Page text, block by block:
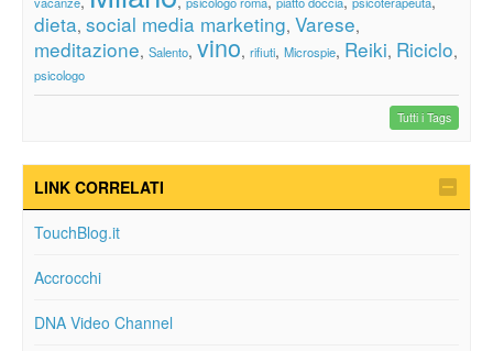
dieta, social media marketing, Varese,
meditazione, Salento, vino, rifiuti, Microspie, Reiki, Riciclo,
psicologo
Tutti i Tags
LINK CORRELATI
TouchBlog.it
Accrocchi
DNA Video Channel